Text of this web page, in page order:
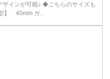
◆こちらのサイズも
】 40mm ガ...